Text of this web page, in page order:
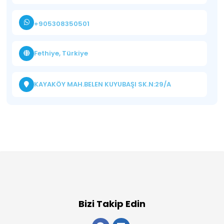
+905308350501
Fethiye, Türkiye
KAYAKÖY MAH.BELEN KUYUBAŞI SK.N:29/A
Bizi Takip Edin